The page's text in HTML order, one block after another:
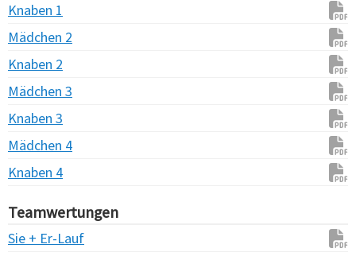
Knaben 1
Mädchen 2
Knaben 2
Mädchen 3
Knaben 3
Mädchen 4
Knaben 4
Teamwertungen
Sie + Er-Lauf